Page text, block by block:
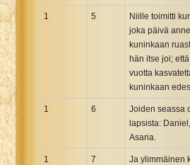
1 5
Niille toimitti
joka päivä
kuninkaan
hän itse joi;
vuotta
kuninkaan
1 6
Joiden seassa
lapsista:
Asaria.
1 7
Ja ylimmäinen